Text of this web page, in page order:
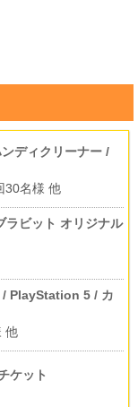
ディクリーナー /
30名様 他
ラビット オリジナル
/ PlayStation 5 / カ
他
ケット